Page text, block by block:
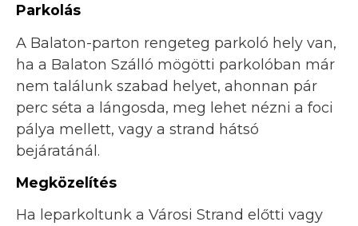
Parkolás
A Balaton-parton rengeteg parkoló hely van,
ha a Balaton Szálló mögötti parkolóban már
nem találunk szabad helyet, ahonnan pár
perc séta a lángosda, meg lehet nézni a foci
pálya mellett, vagy a strand hátsó
bejáratánál.
Megközelítés
Ha leparkoltunk a Városi Strand előtti vagy